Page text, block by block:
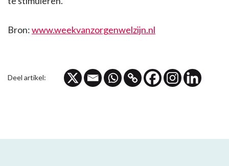
Bron:www.weekvanzorgenwelzijn.nl
Deel artikel: